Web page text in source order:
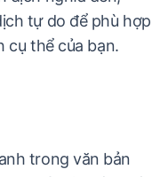
tự do để phù hợp
cụ thể của bạn.
trong văn bản